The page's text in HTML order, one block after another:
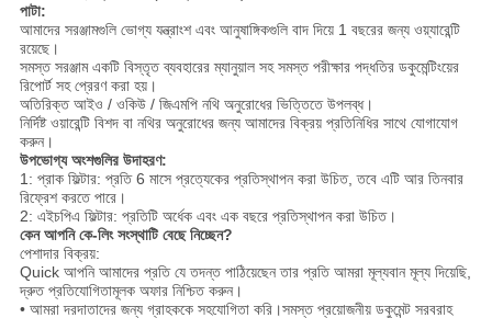
পাটা:
আমাদের সরঞ্জামগুলি ভোগ্য যন্ত্রাংশ এবং আনুষাঙ্গিকগুলি বাদ দিয়ে 1 বছরের জন্য ওয়্যারেন্টি
রয়েছে।
সমস্ত সরঞ্জাম একটি বিস্তৃত ব্যবহারের ম্যানুয়াল সহ সমস্ত পরীক্ষার পদ্ধতির ডকুমেন্টিংয়ের
রিপোর্ট সহ প্রেরণ করা হয়।
অতিরিক্ত আইও / ওকিউ / জিএমপি নথি অনুরোধের ভিত্তিতে উপলব্ধ।
নির্দিষ্ট ওয়ারেন্টি বিশদ বা নথির অনুরোধের জন্য আমাদের বিক্রয় প্রতিনিধির সাথে যোগাযোগ
করুন।
উপভোগ্য অংশগুলির উদাহরণ:
1: প্রাক ফিল্টার: প্রতি 6 মাসে প্রত্যেকের প্রতিস্থাপন করা উচিত, তবে এটি আর তিনবার
রিফ্রেশ করতে পারে।
2: এইচপিএ ফিল্টার: প্রতিটি অর্ধেক এবং এক বছরে প্রতিস্থাপন করা উচিত।
কেন আপনি কে-লিং সংস্থাটি বেছে নিচ্ছেন?
পেশাদার বিক্রয়:
Quick আপনি আমাদের প্রতি যে তদন্ত পাঠিয়েছেন তার প্রতি আমরা মূল্যবান মূল্য দিয়েছি,
দ্রুত প্রতিযোগিতামূলক অফার নিশ্চিত করুন।
• আমরা দরদাতাদের জন্য গ্রাহককে সহযোগিতা করি।সমস্ত প্রয়োজনীয় ডকুমেন্ট সরবরাহ